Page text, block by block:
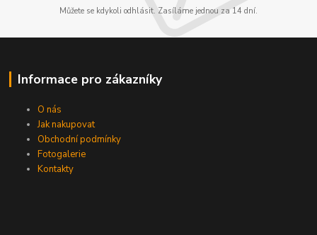
Můžete se kdykoli odhlásit. Zasíláme jednou za 14 dní.
Informace pro zákazníky
O nás
Jak nakupovat
Obchodní podmínky
Fotogalerie
Kontakty